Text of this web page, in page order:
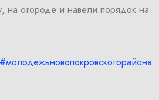
на огороде и навели порядок на
#молодежьновопокровскогорайона